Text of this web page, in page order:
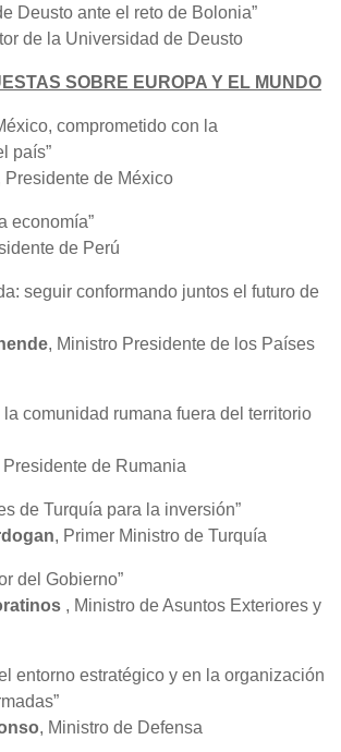
Deusto ante el reto de Bolonia”
de la Universidad de Deusto
SOBRE EUROPA Y EL MUNDO
comprometido con la
país”
Presidente de México
economía”
de Perú
seguir conformando juntos el futuro de
, Ministro Presidente de los Países
la comunidad rumana fuera del territorio
Presidente de Rumania
de Turquía para la inversión”
, Primer Ministro de Turquía
del Gobierno”
, Ministro de Asuntos Exteriores y
entorno estratégico y en la organización
, Ministro de Defensa